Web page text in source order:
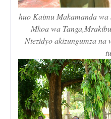
huo Kaimu Makamanda
Mkoa wa
Ntezidyo akizungumza